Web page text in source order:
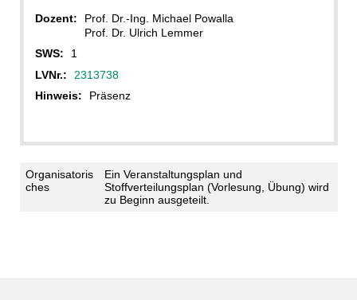
Dozent:
Prof. Dr.-Ing. Michael Powalla
Prof. Dr. Ulrich Lemmer
SWS:
1
LVNr.:
2313738
Hinweis:
Präsenz
Organisatoris
ches
Ein Veranstaltungsplan und
Stoffverteilungsplan (Vorlesung, Übung) wird
zu Beginn ausgeteilt.